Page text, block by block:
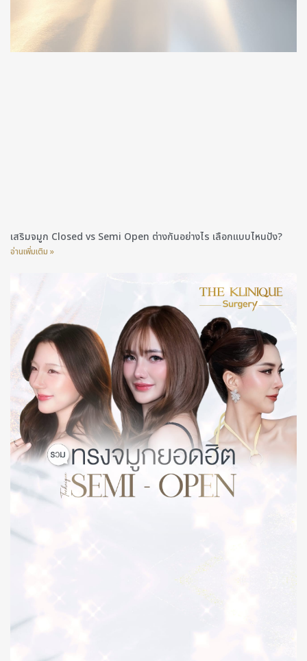
เสริมจมูก Closed vs Semi Open ต่างกันอย่างไร เลือกแบบไหนปัง?
อ่านเพิ่มเติม »